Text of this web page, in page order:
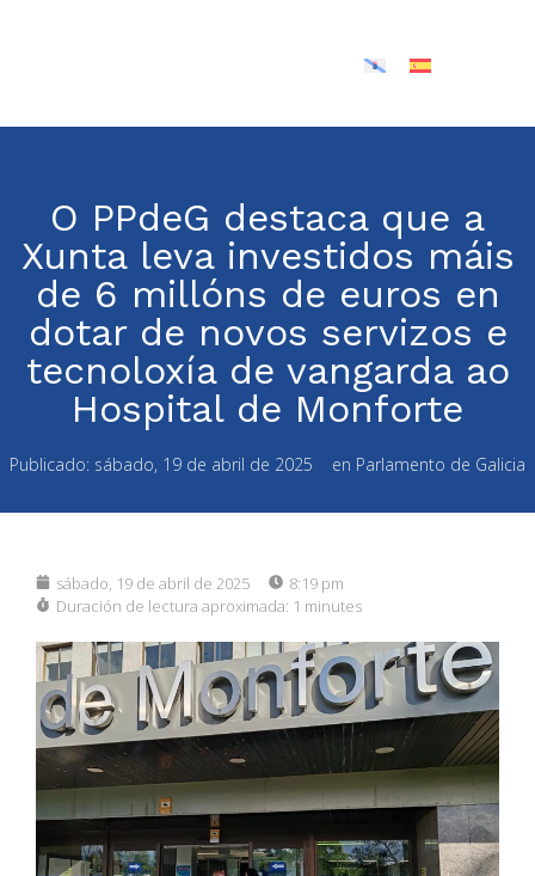
O PPdeG destaca que a
Xunta leva investidos máis
de 6 millóns de euros en
dotar de novos servizos e
tecnoloxía de vangarda ao
Hospital de Monforte
Publicado: sábado, 19 de abril de 2025 en Parlamento de Galicia
sábado, 19 de abril de 2025
8:19 pm
Duración de lectura aproximada: 1 minutes